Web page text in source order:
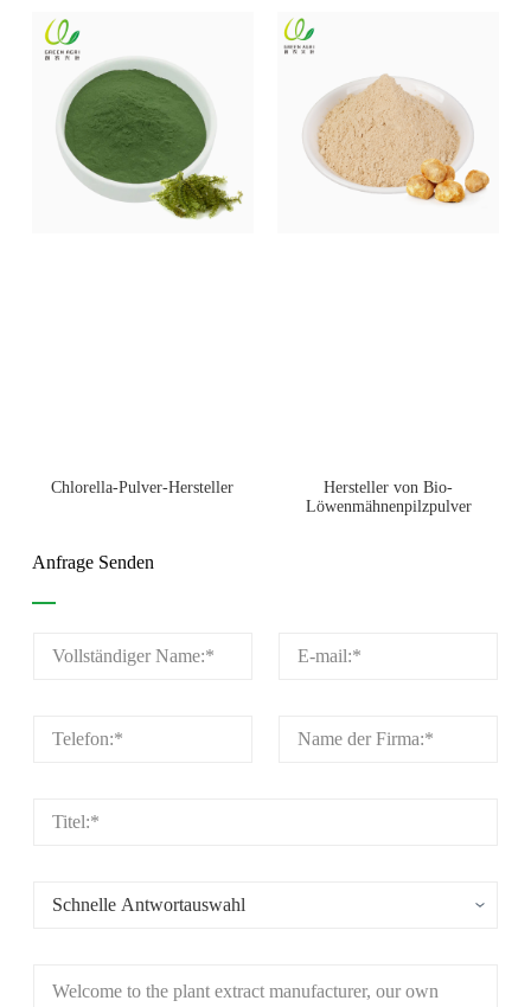
Chlorella-Pulver-Hersteller
Hersteller von Bio-
Löwenmähnenpilzpulver
Anfrage Senden